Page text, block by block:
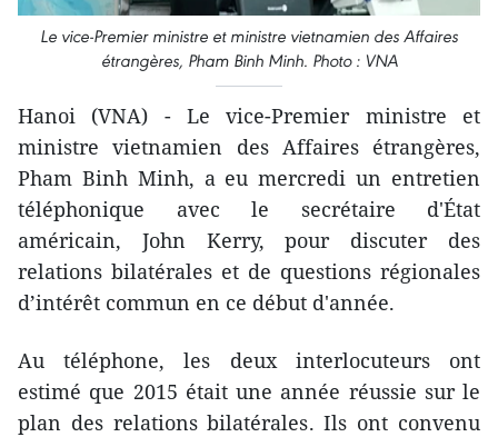
Le vice-Premier ministre et ministre vietnamien des Affaires
étrangères, Pham Binh Minh. Photo : VNA
Hanoi (VNA) - Le vice-Premier ministre et
ministre vietnamien des Affaires étrangères,
Pham Binh Minh, a eu mercredi un entretien
téléphonique avec le secrétaire d'État
américain, John Kerry, pour discuter des
relations bilatérales et de questions régionales
d’intérêt commun en ce début d'année.
Au téléphone, les deux interlocuteurs ont
estimé que 2015 était une année ​réussie sur le
plan des relations bilatérales. Ils ont convenu